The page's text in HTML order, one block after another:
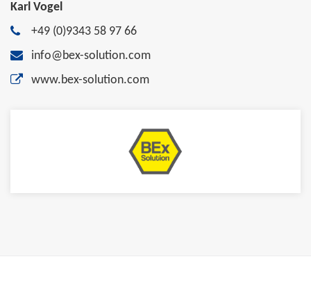
Karl Vogel
+49 (0)9343 58 97 66
info@bex-solution.com
www.bex-solution.com